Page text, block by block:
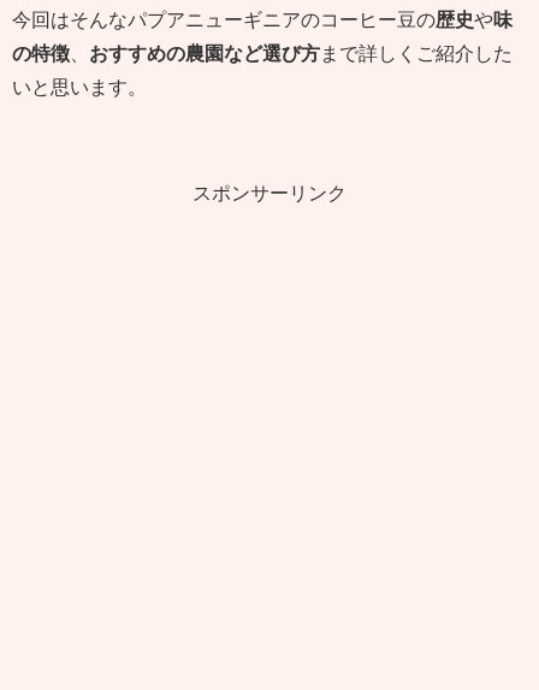
今回はそんなパプアニューギニアのコーヒー豆の歴史や味
の特徴
おすすめの農園など選び方まで詳しくご紹介した
いと思います。
スポンサーリンク